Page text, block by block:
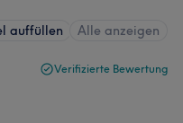
auffüllen Alle anzeigen
Verifizierte Bewertung